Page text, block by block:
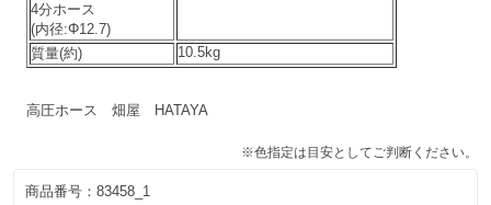
4分ホース
(内径:Φ12.7)
質量(約) 10.5kg
高圧ホース 畑屋 HATAYA
※色指定は目安としてご判断ください。
商品番号： 83458_1